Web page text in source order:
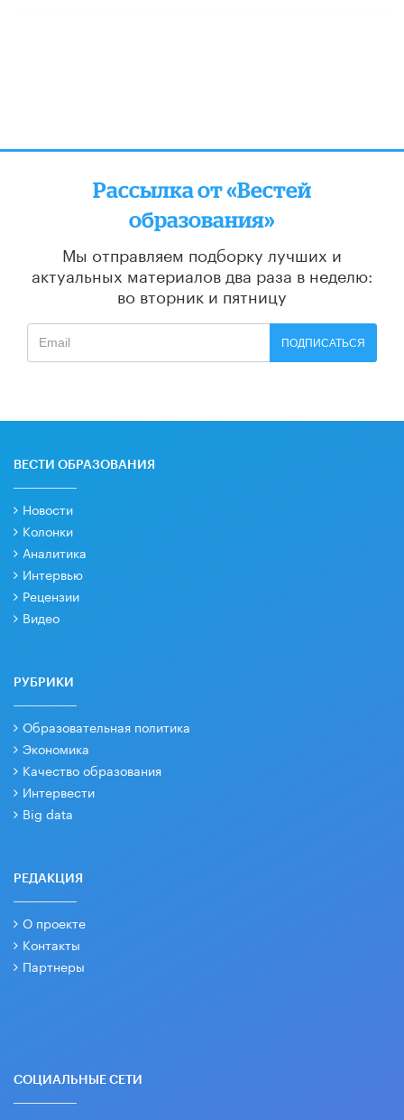
Рассылка от «Вестей
образования»
Мы отправляем подборку лучших и
актуальных материалов два раза в неделю:
во вторник и пятницу
ПОДПИСАТЬСЯ
ВЕСТИ ОБРАЗОВАНИЯ
Новости
Колонки
Аналитика
Интервью
Рецензии
Видео
РУБРИКИ
Образовательная политика
Экономика
Качество образования
Интервести
Big data
РЕДАКЦИЯ
О проекте
Контакты
Партнеры
СОЦИАЛЬНЫЕ СЕТИ